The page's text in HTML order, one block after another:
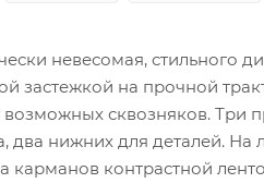
невесомая, стильного
застежкой на прочной
сквозняков. Три
два нижних для деталей. На
контрастной